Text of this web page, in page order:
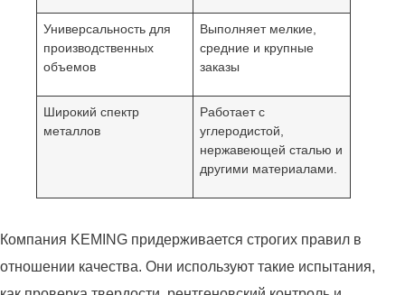
Универсальность для
производственных
объемов
Выполняет мелкие,
средние и крупные
заказы
Широкий спектр
металлов
Работает с
углеродистой,
нержавеющей сталью и
другими материалами.
Компания KEMING придерживается строгих правил в
отношении качества. Они используют такие испытания,